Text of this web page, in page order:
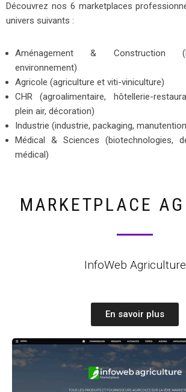
Découvrez nos 6 marketplaces
univers suivants :
Aménagement & Construction
environnement)
Agricole (agriculture et viti-viniculture)
CHR (agroalimentaire, hôtellerie-
plein air, décoration)
Industrie (industrie, packaging,
Médical & Sciences (biotechnologies,
médical)
MARKETPLACE
InfoWeb Agriculture
En savoir plus